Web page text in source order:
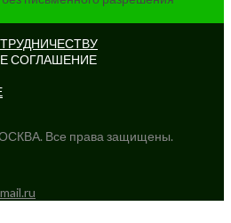
СОГЛАШЕНИЕ
Все права защищены.